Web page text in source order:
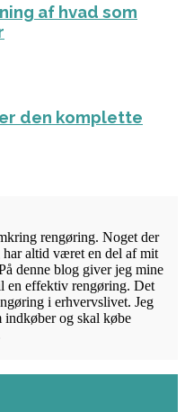
af hvad som
den komplette
rengøring. Noget der
altid været en del af mit
denne blog giver jeg mine
en effektiv rengøring. Det
i erhvervslivet. Jeg
indkøber og skal købe